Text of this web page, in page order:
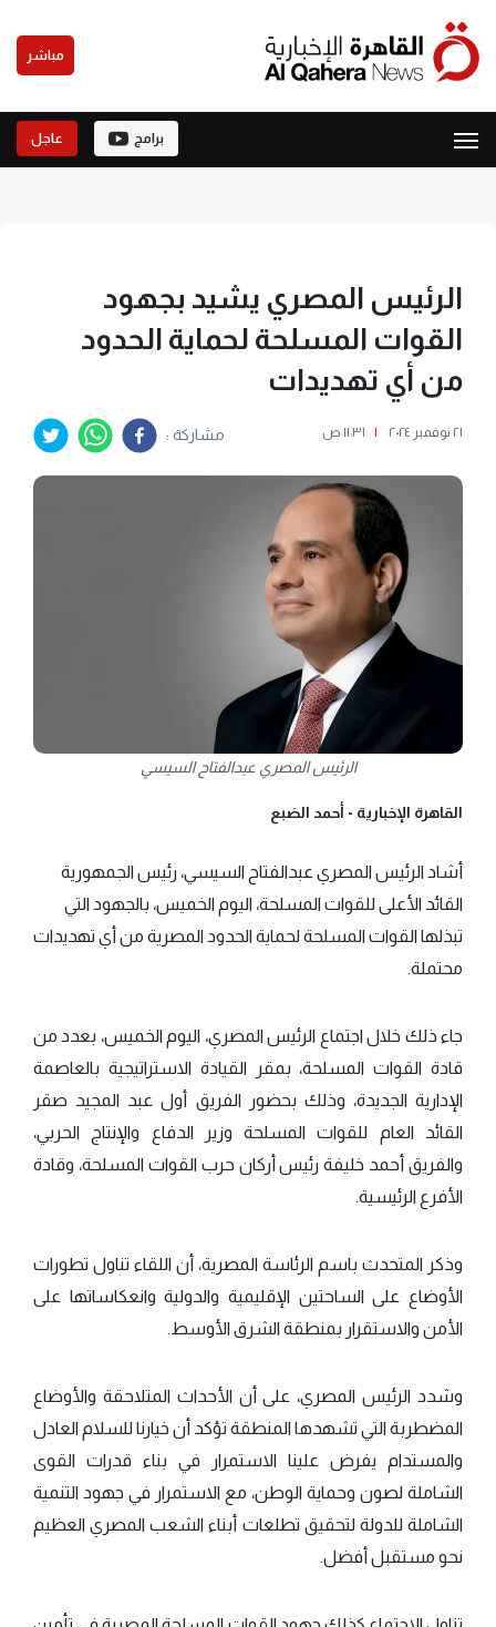
مباشر
برامج عاجل
الرئيس المصري يشيد بجهود
القوات المسلحة لحماية الحدود
من أي تهديدات
٢١ نوفمبر ٢٠٢٤ | ١١:٣١ ص مشاركة :
الرئيس المصري عبدالفتاح السيسي
القاهرة الإخبارية - أحمد الضبع
أشاد الرئيس المصري عبدالفتاح السيسي، رئيس الجمهورية
القائد الأعلى للقوات المسلحة، اليوم الخميس، بالجهود التي
تبذلها القوات المسلحة لحماية الحدود المصرية من أي تهديدات
محتملة.
جاء ذلك خلال اجتماع الرئيس المصري، اليوم الخميس، بعدد من
قادة القوات المسلحة، بمقر القيادة الاستراتيجية بالعاصمة
الإدارية الجديدة، وذلك بحضور الفريق أول عبد المجيد صقر
القائد العام للقوات المسلحة وزير الدفاع والإنتاج الحربي،
والفريق أحمد خليفة رئيس أركان حرب القوات المسلحة، وقادة
الأفرع الرئيسية.
وذكر المتحدث باسم الرئاسة المصرية، أن اللقاء تناول تطورات
الأوضاع على الساحتين الإقليمية والدولية وانعكاساتها على
الأمن والاستقرار بمنطقة الشرق الأوسط.
وشدد الرئيس المصري، على أن الأحداث المتلاحقة والأوضاع
المضطربة التي تشهدها المنطقة تؤكد أن خيارنا للسلام العادل
والمستدام يفرض علينا الاستمرار في بناء قدرات القوى
الشاملة لصون وحماية الوطن، مع الاستمرار في جهود التنمية
الشاملة للدولة لتحقيق تطلعات أبناء الشعب المصري العظيم
نحو مستقبل أفضل.